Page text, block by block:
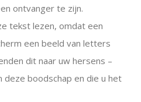
ontvanger te zijn.
tekst lezen, omdat een
een beeld van letters
dit naar uw hersens –
deze boodschap en die u het